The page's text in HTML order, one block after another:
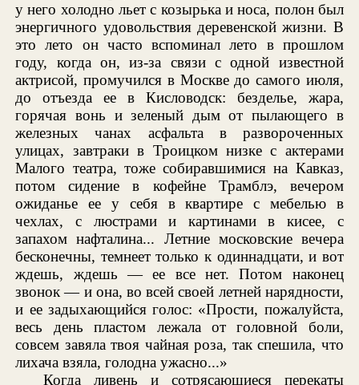
у него холодно льет с козырька и носа, полон был
энергичного удовольствия деревенской жизни. В
это лето он часто вспоминал лето в прошлом
году, когда он, из-за связи с одной известной
актрисой, промучился в Москве до самого июля,
до отъезда ее в Кисловодск: безделье, жара,
горячая вонь и зеленый дым от пылающего в
железных чанах асфальта в развороченных
улицах, завтраки в Троицком низке с актерами
Малого театра, тоже собиравшимися на Кавказ,
потом сидение в кофейне Трамблэ, вечером
ожиданье ее у себя в квартире с мебелью в
чехлах, с люстрами и картинами в кисее, с
запахом нафталина... Летние московские вечера
бесконечны, темнеет только к одиннадцати, и вот
ждешь, ждешь — ее все нет. Потом наконец
звонок — и она, во всей своей летней нарядности,
и ее задыхающийся голос: «Прости, пожалуйста,
весь день пластом лежала от головной боли,
совсем завяла твоя чайная роза, так спешила, что
лихача взяла, голодна ужасно...»
Когда ливень и сотрясающиеся перекаты